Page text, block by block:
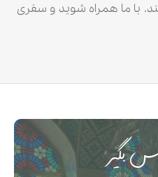
با ما همراه شوید و سفری
بگیر